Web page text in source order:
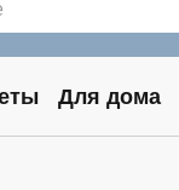
Для дома